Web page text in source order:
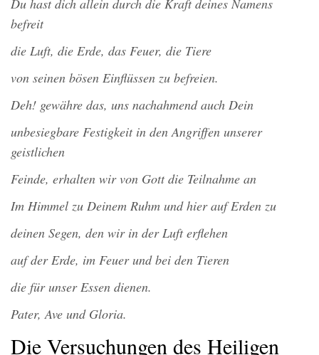
Du hast dich allein durch die Kraft deines Namens
befreit
die Luft, die Erde, das Feuer, die Tiere
von seinen bösen Einflüssen zu befreien.
Deh! gewähre das, uns nachahmend auch Dein
unbesiegbare Festigkeit in den Angriffen unserer
geistlichen
Feinde, erhalten wir von Gott die Teilnahme an
Im Himmel zu Deinem Ruhm und hier auf Erden zu
deinen Segen, den wir in der Luft erflehen
auf der Erde, im Feuer und bei den Tieren
die für unser Essen dienen.
Pater, Ave und Gloria.
Die Versuchungen des Heiligen